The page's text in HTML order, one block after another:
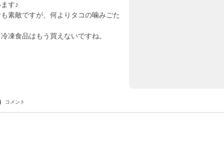
す♪
素敵ですが、何よりタコの噛みごた
凍食品はもう買えないですね。
コメント